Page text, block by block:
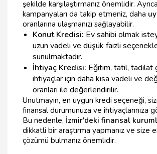
şekilde karşılaştırmanız önemlidir.
kampanyaları da takip etmeniz, daha
oranlarına ulaşmanızı sağlayabilir.
Konut Kredisi: Ev sahibi olmak
uzun vadeli ve düşük faizli
sunulmaktadır.
İhtiyaç Kredisi: Eğitim, tatil, tadilat
ihtiyaçlar için daha kısa vadeli ve
oranları ile değerlendirilir.
Unutmayın, en uygun kredi seçeneği,
finansal durumunuza ve ihtiyaçlarınıza
Bu nedenle, İzmir'deki finansal
dikkatli bir araştırma yapmanız ve size
çözümü bulmanız önemlidir.